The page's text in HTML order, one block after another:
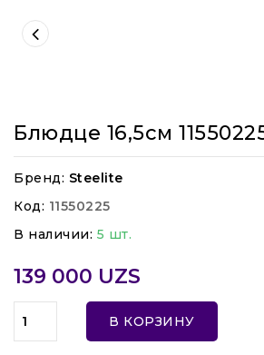
Блюдце 16,5см
Бренд: Steelite
Код: 11550225
В наличии: 5 шт.
139 000 UZS
В КОРЗИНУ